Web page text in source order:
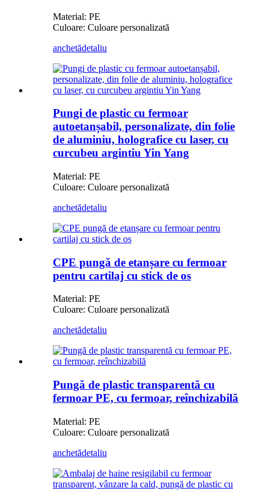
Material: PE
Culoare: Culoare personalizată
anchetădetaliu
Pungi de plastic cu fermoar
autoetanșabil, personalizate, din folie
de aluminiu, holografice cu laser, cu
curcubeu argintiu Yin Yang
Material: PE
Culoare: Culoare personalizată
anchetădetaliu
CPE pungă de etanșare cu fermoar
pentru cartilaj cu stick de os
Material: PE
Culoare: Culoare personalizată
anchetădetaliu
Pungă de plastic transparentă cu
fermoar PE, cu fermoar, reînchizabilă
Material: PE
Culoare: Culoare personalizată
anchetădetaliu